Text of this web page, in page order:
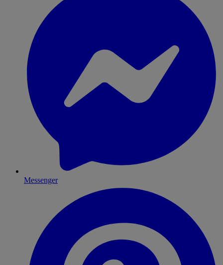
Messenger